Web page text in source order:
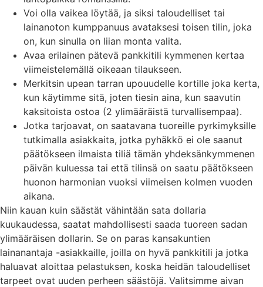
Voi olla vaikea löytää, ja siksi taloudelliset tai
lainanoton kumppanuus avataksesi toisen tilin, joka
on, kun sinulla on liian monta valita.
Avaa erilainen pätevä pankkitili kymmenen kertaa
viimeistelemällä oikeaan tilaukseen.
Merkitsin upean tarran upouudelle kortille joka kerta,
kun käytimme sitä, joten tiesin aina, kun saavutin
kaksitoista ostoa (2 ylimääräistä turvallisempaa).
Jotka tarjoavat, on saatavana tuoreille pyrkimyksille
tutkimalla asiakkaita, jotka pyhäkkö ei ole saanut
päätökseen ilmaista tiliä tämän yhdeksänkymmenen
päivän kuluessa tai että tilinsä on saatu päätökseen
huonon harmonian vuoksi viimeisen kolmen vuoden
aikana.
Niin kauan kuin säästät vähintään sata dollaria
kuukaudessa, saatat mahdollisesti saada tuoreen sadan
ylimääräisen dollarin. Se on paras kansakuntien
lainanantaja -asiakkaille, joilla on hyvä pankkitili ja jotka
haluavat aloittaa pelastuksen, koska heidän taloudelliset
tarpeet ovat uuden perheen säästöjä. Valitsimme aivan